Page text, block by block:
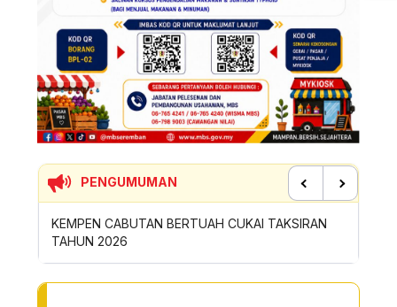
PENGUMUMAN
KEMPEN CABUTAN BERTUAH CUKAI TAKSIRAN
TAHUN 2026